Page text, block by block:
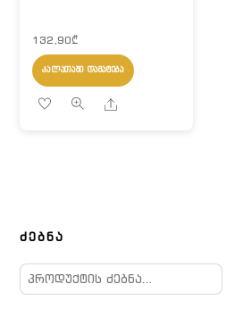
132,90₾
ᲙᲐᲚᲐᲗᲐᲨᲘ ᲓᲐᲛᲐᲢᲔᲑᲐ
Share
ᲫᲔᲑᲜᲐ
ძებნა: